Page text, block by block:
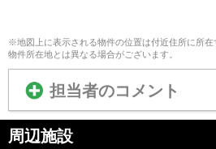
※地図上に表示される物件の位置は付近住所に所
物件所在地とは異なる場合がございます。
担当者のコメント
周辺施設